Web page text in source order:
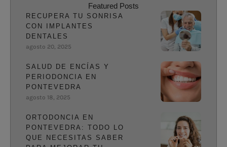
Featured Posts
RECUPERA TU SONRISA
CON IMPLANTES
DENTALES
agosto 20, 2025
SALUD DE ENCÍAS Y
PERIODONCIA EN
PONTEVEDRA
agosto 18, 2025
ORTODONCIA EN
PONTEVEDRA: TODO LO
QUE NECESITAS SABER